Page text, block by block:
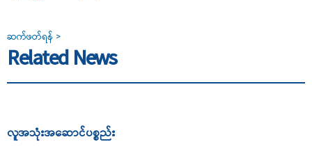
ဆက်ဖတ်ရန် >
Related News
လူအသုံးအဆောင်ပစ္စည်း